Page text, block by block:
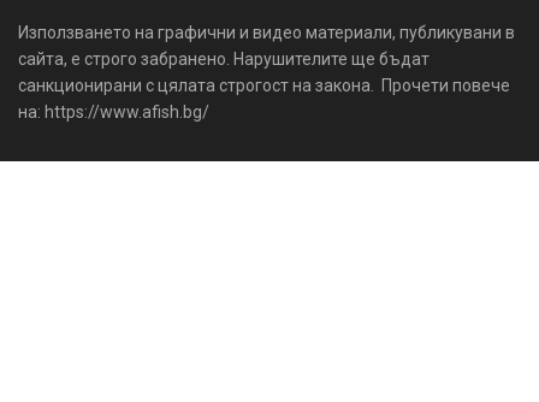
Използването на графични и видео материали, публикувани в
сайта, е строго забранено. Нарушителите ще бъдат
санкционирани с цялата строгост на закона. Прочети повече
на: https://www.afish.bg/